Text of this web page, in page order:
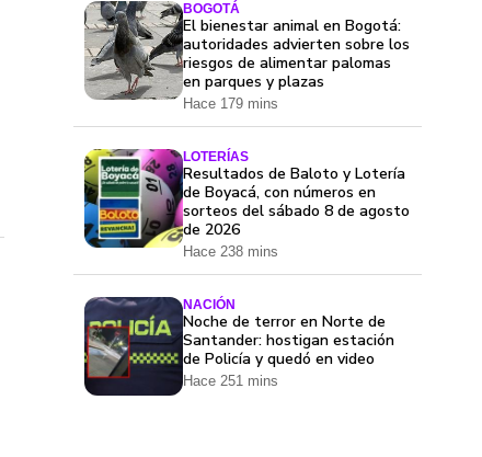
BOGOTÁ
El bienestar animal en Bogotá:
autoridades advierten sobre los
riesgos de alimentar palomas
en parques y plazas
Hace 179 mins
LOTERÍAS
Resultados de Baloto y Lotería
de Boyacá, con números en
sorteos del sábado 8 de agosto
de 2026
Hace 238 mins
NACIÓN
Noche de terror en Norte de
Santander: hostigan estación
de Policía y quedó en video
Hace 251 mins